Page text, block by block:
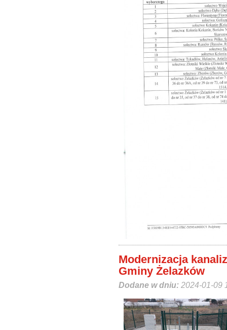
Modernizacja
Gminy Żelazków
Dodane w dniu: 2024-01-09